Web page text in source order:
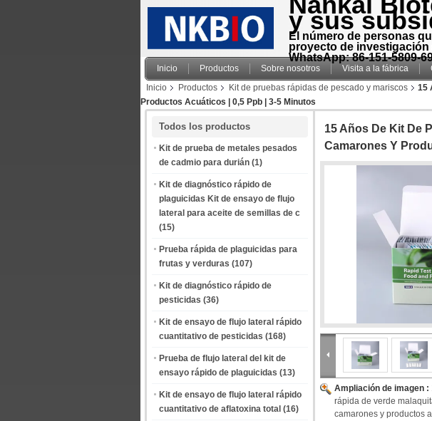
y sus
El número de personas
proyecto de investigación
WhatsApp: 86-151-5809-
Inicio Productos Sobre nosotros Visita a la fábrica
Inicio
Productos Kit de pruebas rápidas de pescado y mariscos
15
Productos Acuáticos | 0,5 Ppb | 3-5 Minutos
Todos los productos
Kit de prueba de metales pesados
de cadmio para durián (1)
Kit de diagnóstico rápido de
plaguicidas Kit de ensayo de flujo
lateral para aceite de semillas de c
(15)
Prueba rápida de plaguicidas para
frutas y verduras (107)
Kit de diagnóstico rápido de
pesticidas (36)
Kit de ensayo de flujo lateral rápido
cuantitativo de pesticidas (168)
Prueba de flujo lateral del kit de
ensayo rápido de plaguicidas (13)
Kit de ensayo de flujo lateral rápido
cuantitativo de aflatoxina total (16)
15 Años De Kit De
Camarones Y
Ampliación de imagen :
rápida de verde
camarones y productos